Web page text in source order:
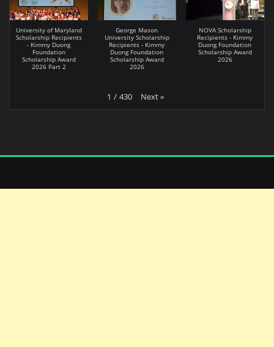
University of Maryland
Scholarship Recipients
- Kimmy Duong
Foundation
Scholarship Award
2026 Part 2
George Mason
University Scholarship
Recipients - Kimmy
Duong Foundation
Scholarship Award
2026
NOVA Scholarship
Recipients - Kimmy
Duong Foundation
Scholarship Award
2026
1 / 430 Next»